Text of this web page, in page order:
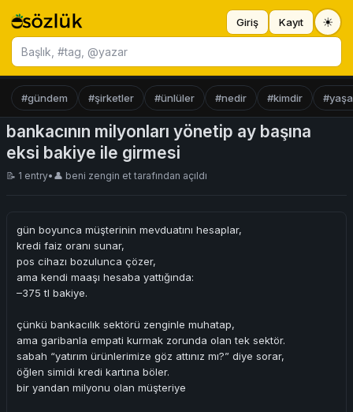
Başlık ara
Giriş Kayıt ☀
#gündem #şirketler #ünlüler #nedir #kimdir
bankacının milyonları yönetip ay başına
eksi bakiye ile girmesi
📝 1 entry• 👤 beni zengin et tarafından açıldı
gün boyunca müşterinin mevduatını hesaplar,
kredi faiz oranı sunar,
pos cihazı bozulunca çözer,
ama kendi maaşı hesaba yattığında:
–375 tl bakiye.
çünkü bankacılık sektörü zenginle muhatap,
ama garibanla empati kurmak zorunda olan tek sektör.
sabah “yatırım ürünlerimize göz attınız mı?” diye sorar,
öğlen simidi kredi kartına böler.
bir yandan milyonu olan müşteriye